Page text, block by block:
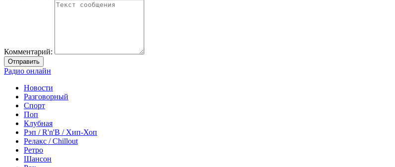
Комментарий:
Отправить
Радио онлайн
Новости
Разговорный
Спорт
Поп
Клубная
Рэп / R'n'B / Хип-Хоп
Релакс / Chillout
Ретро
Шансон